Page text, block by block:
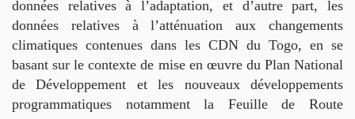
données relatives à l’adaptation, et d’autre part, les
données relatives à l’atténuation aux changements
climatiques contenues dans les CDN du Togo, en se
basant sur le contexte de mise en œuvre du Plan National
de Développement et les nouveaux développements
programmatiques notamment la Feuille de Route